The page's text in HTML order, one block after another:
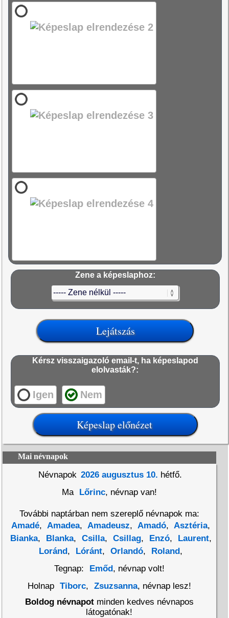
Zene a képeslaphoz:
Kérsz visszaigazoló email-t, ha képeslapod
elolvasták?:
Igen Nem
Mai névnapok
Névnapok 2026 augusztus 10. hétfő.
Ma
Lőrinc, névnap van!
További naptárban nem szereplő névnapok ma:
Amadé, Amadea, Amadeusz, Amadó, Asztéria,
Bianka, Blanka, Csilla, Csillag, Enzó, Laurent,
Loránd , Lóránt, Orlandó, Roland ,
Tegnap:
Emőd , névnap volt!
Holnap Tiborc, Zsuzsanna, névnap lesz!
Boldog névnapotminden kedves névnapos
látogatónak!